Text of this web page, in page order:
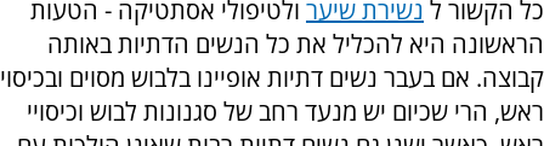
כל הקשור ל נשירת שיער ולטיפולי אסתטיקה - הטעות
הראשונה היא להכליל את כל הנשים הדתיות באותה
קבוצה. אם בעבר נשים דתיות אופיינו בלבוש מסוים ובכיסוי
ראש, הרי שכיום יש מנעד רחב של סגנונות לבוש וכיסויי